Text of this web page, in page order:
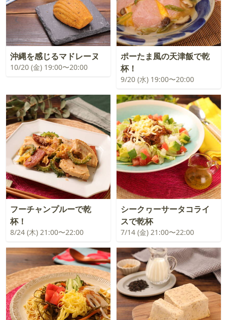
沖縄を感じるマドレーヌ
10/20 (金) 19:00〜20:00
ポーたま風の天津飯で乾
杯！
9/20 (水) 19:00〜20:00
フーチャンプルーで乾
杯！
8/24 (木) 21:00〜22:00
シークヮーサータコライ
スで乾杯
7/14 (金) 21:00〜22:00